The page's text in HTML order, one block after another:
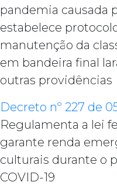
pandemia causada
estabelece
manutenção da
em bandeira final
outras providências
Decreto nº 227 de
Regulamenta a lei
garante renda
culturais durante o
COVID-19